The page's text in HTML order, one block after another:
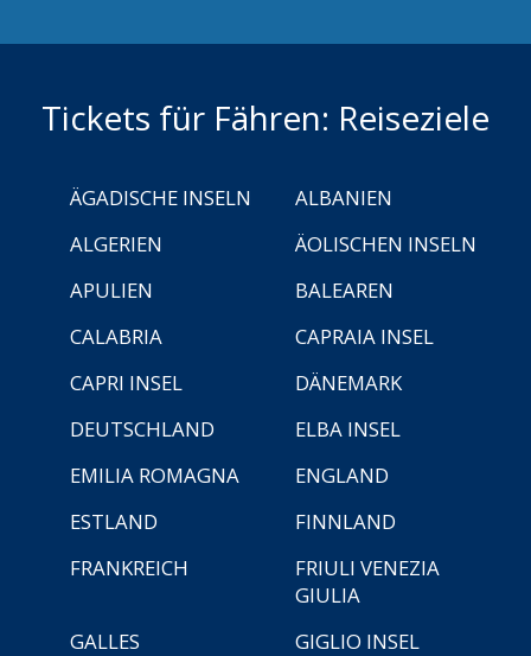
Tickets für Fähren: Reiseziele
ÄGADISCHE INSELN
ALBANIEN
ALGERIEN
ÄOLISCHEN INSELN
APULIEN
BALEAREN
CALABRIA
CAPRAIA INSEL
CAPRI INSEL
DÄNEMARK
DEUTSCHLAND
ELBA INSEL
EMILIA ROMAGNA
ENGLAND
ESTLAND
FINNLAND
FRANKREICH
FRIULI VENEZIA
GIULIA
GALLES
GIGLIO INSEL